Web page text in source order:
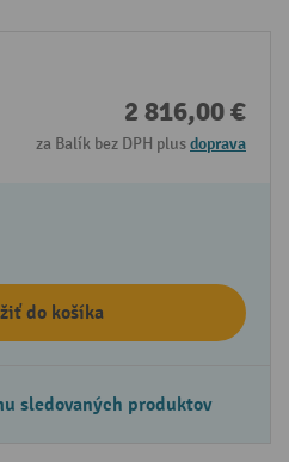
2 816,00 €
za Balík bez DPH plusdoprava
do košíka
sledovaných produktov